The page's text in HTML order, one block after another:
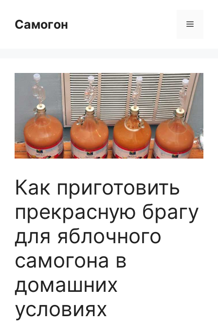
содержимому
Самогон Меню
Как приготовить
прекрасную брагу
для яблочного
самогона в
домашних
условиях